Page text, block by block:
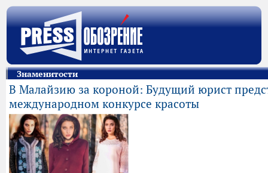
Знаменитости
В Малайзию за короной: Будущий юрист
международном конкурсе красоты